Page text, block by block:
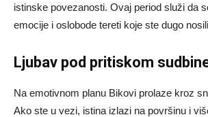
istinske povezanosti. Ovaj period služi da
emocije i oslobode tereti koje ste dugo
Ljubav pod pritiskom
Na emotivnom planu Bikovi prolaze kroz
Ako ste u vezi, istina izlazi na površinu i